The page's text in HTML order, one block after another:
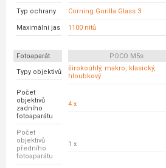
Typ ochrany Corning Gorilla Glass 3
Maximální jas 1100 nitů
Fotoaparát POCO M5s
Typy objektivů
širokoúhlý, makro, klasický,
hloubkový
Počet
objektivů
zadního
fotoaparátu
4 x
Počet
objektivů
předního
fotoaparátu
1 x